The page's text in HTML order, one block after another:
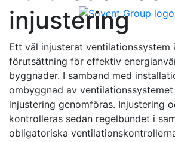
injustering
Ett väl injusterat ventilationssystem
förutsättning för effektiv
byggnader. I samband med
ombyggnad av
injustering genomföras. Injustering
kontrolleras sedan regelbundet i
obligatoriska